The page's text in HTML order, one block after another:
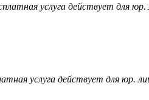
услуга действует для юр.
услуга действует для юр.